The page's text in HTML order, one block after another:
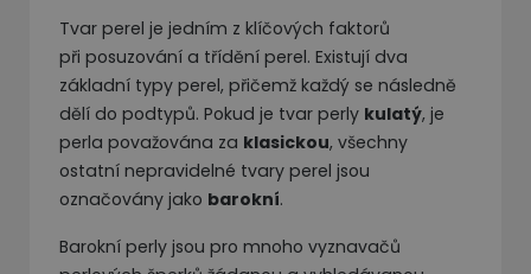
Tvar perel je jedním z klíčových faktorů
při posuzování a třídění perel. Existují dva
základní typy perel, přičemž každý se následně
dělí do podtypů. Pokud je tvar perly kulatý, je
perla považována za klasickou, všechny
ostatní nepravidelné tvary perel jsou
označovány jako barokní.
Barokní perly jsou pro mnoho vyznavačů